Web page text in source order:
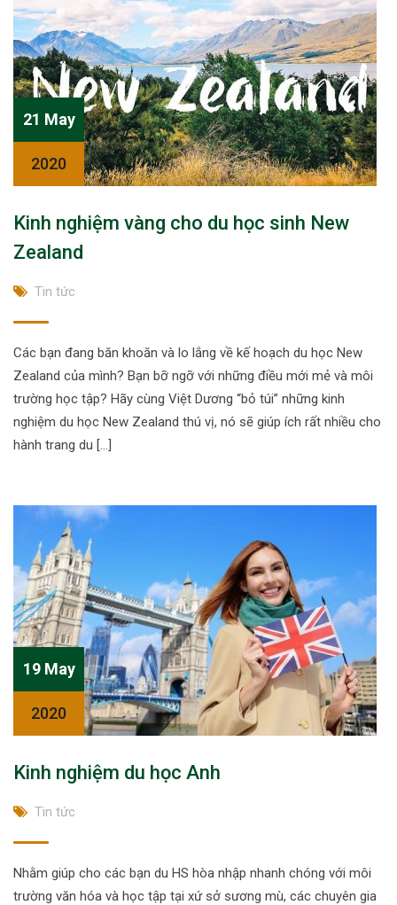
21 May
2020
Kinh nghiệm vàng cho du học sinh New
Zealand
Tin tức
Các bạn đang băn khoăn và lo lắng về kế hoạch du học New
Zealand của mình? Bạn bỡ ngỡ với những điều mới mẻ và môi
trường học tập? Hãy cùng Việt Dương “bỏ túi” những kinh
nghiệm du học New Zealand thú vị, nó sẽ giúp ích rất nhiều cho
hành trang du […]
19 May
2020
Kinh nghiệm du học Anh
Tin tức
Nhằm giúp cho các bạn du HS hòa nhập nhanh chóng với môi
trường văn hóa và học tập tại xứ sở sương mù, các chuyên gia